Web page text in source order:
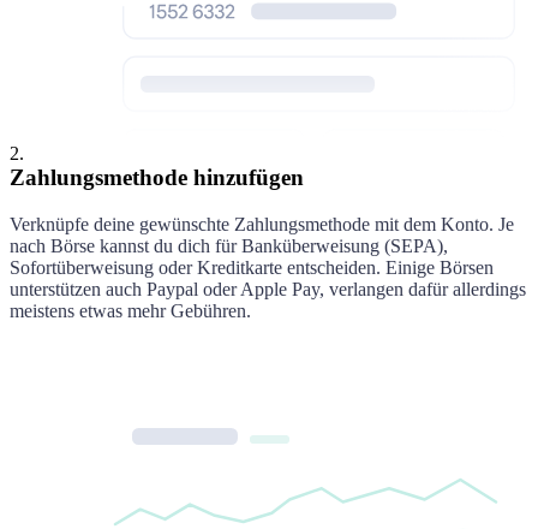
2.
Zahlungsmethode hinzufügen
Verknüpfe deine gewünschte Zahlungsmethode mit dem Konto. Je
nach Börse kannst du dich für Banküberweisung (SEPA),
Sofortüberweisung oder Kreditkarte entscheiden. Einige Börsen
unterstützen auch Paypal oder Apple Pay, verlangen dafür allerdings
meistens etwas mehr Gebühren.